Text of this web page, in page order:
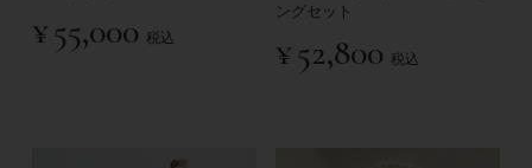
¥55,000 税込
ングセット
¥52,800 税込